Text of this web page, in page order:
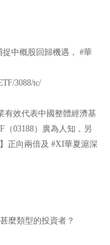
中概股回歸機遇， #華
3088/tc/
有效代表中國整體經濟基
（03188）廣為人知，另
正向兩倍及 #XI華夏滬深
麼類型的投資者？